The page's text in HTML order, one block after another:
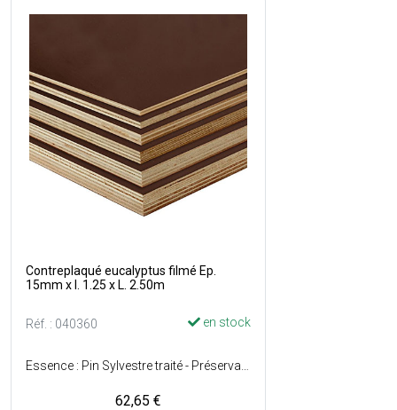
Contreplaqué eucalyptus filmé Ep.
15mm x l. 1.25 x L. 2.50m
Réf. : 040360 en stock
62,65 €